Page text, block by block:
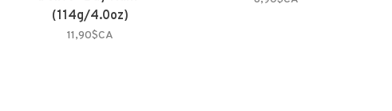
(114g/4.0oz)
11,90$CA